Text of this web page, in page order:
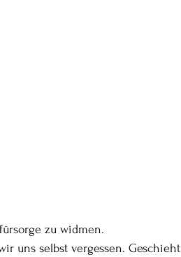
zu widmen.
uns selbst vergessen. Geschieht